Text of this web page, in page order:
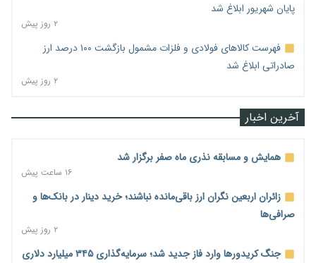
پایان شهریور ابلاغ شد
۲ روز پیش
فهرست کالاهای فولادی و فلزات مشمول بازگشت ۱۰۰ درصد ارز
صادراتی ابلاغ شد
۲ روز پیش
آخرین اخبار
همایش و مسابقه نذری ماه صفر برگزار شد
۱۶ ساعت پیش
زائران اربعین نگران ارز باقی‌مانده نباشند؛ خرید دینار در بانک‌ها و
صرافی‌ها
۲ روز پیش
جنگ کریدورها وارد فاز جدید شد؛ سرمایه‌گذاری ۳۴۵ میلیارد دلاری